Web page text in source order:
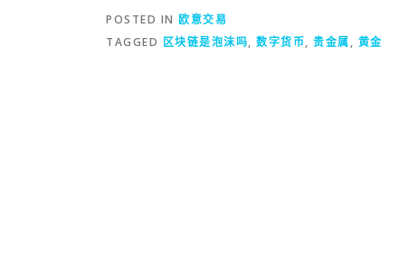
POSTED IN 欧意交易
TAGGED 区块链是泡沫吗, 数字货币, 贵金属, 黄金